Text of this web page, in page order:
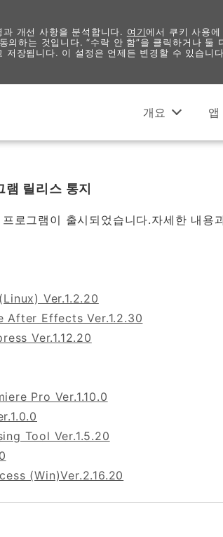
개선 사항을 분석합니다. 여기에서 쿠키 사용에
하는 것입니다. “수락 안 함”을 클릭하거나 둘
장됩니다. 이 설정은 언제든 변경할 수 있습니
개요 앱
릴리스 통지
로그램이 출시되었습니다.자세한 내용
Ver.1.2.20
After Effects Ver.1.2.30
Ver.1.12.20
Pro Ver.1.10.0
Tool Ver.1.5.20
(Win)Ver.2.16.20